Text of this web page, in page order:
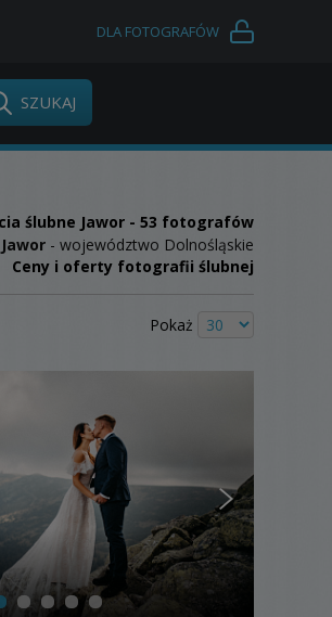
DLA FOTOGRAFÓW
ślubne Jawor - 53 fotografów
- województwo Dolnośląskie
Ceny i oferty fotografii ślubnej
Pokaż